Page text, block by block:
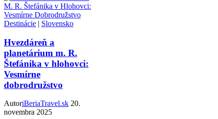
Destinácie | Slovensko
Hvezdáreň a
planetárium m. R.
Štefánika v hlohovci:
Vesmírne
dobrodružstvo
AutoriBeriaTravel.sk 20.
novembra 2025